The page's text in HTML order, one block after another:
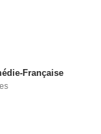
Française